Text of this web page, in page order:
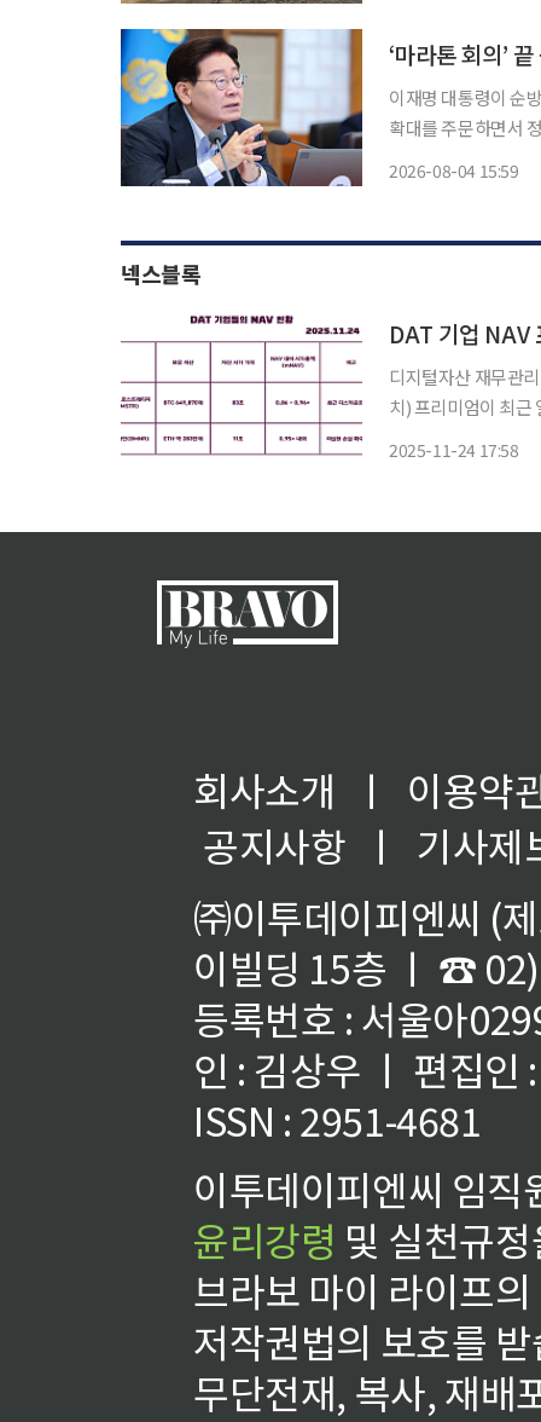
이재명 대통령이 순
확대를 주문하면서
2026-08-04 15:59
넥스블록
DAT 기업 NAV
디지털자산 재무관
치) 프리미엄이 최근
2025-11-24 17:58
회사소개 ㅣ
이용약
공지사항
ㅣ
기사제
㈜이투데이피엔씨 (
이빌딩 15층 ㅣ ☎
등록번호 : 서울아
인 : 김상우 ㅣ 편집인
ISSN : 2951-4681
이투데이피엔씨 임
윤리강령 및 실천규
브라보 마이 라이프
저작권법의 보호를
무단전재, 복사, 재배